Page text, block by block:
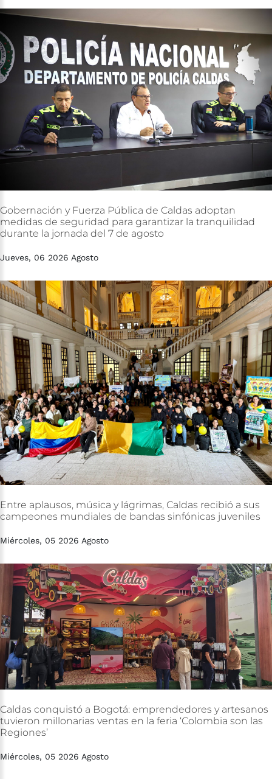
Gobernación y Fuerza Pública de Caldas adoptan
medidas de seguridad para garantizar la tranquilidad
durante la jornada del 7 de agosto
Jueves, 06 2026 Agosto
Entre aplausos, música y lágrimas, Caldas recibió a sus
campeones mundiales de bandas sinfónicas juveniles
Miércoles, 05 2026 Agosto
Caldas conquistó a Bogotá: emprendedores y artesanos
tuvieron millonarias ventas en la feria ‘Colombia son las
Regiones’
Miércoles, 05 2026 Agosto